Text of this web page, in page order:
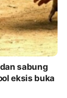
sabung
eksis buka